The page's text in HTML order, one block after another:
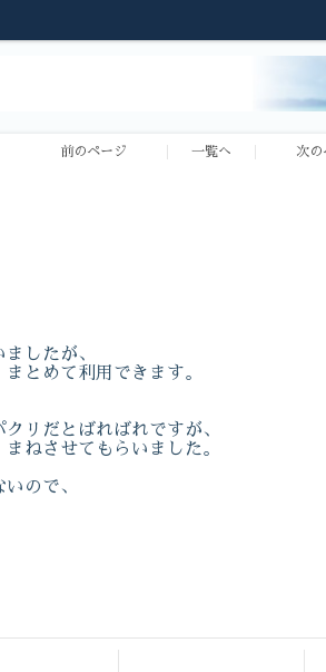
前のページ 一覧へ 次の
したが、
とめて利用できます。
リだとばればれですが、
ねさせてもらいました。
ので、